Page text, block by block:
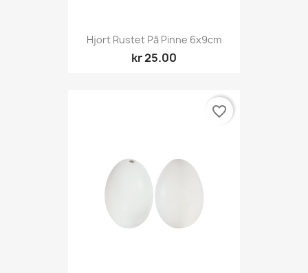
Hjort Rustet På Pinne 6x9cm
kr 25.00
favorite_border